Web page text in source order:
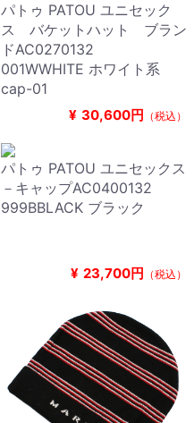
パトゥ PATOU ユニセック
ス バケットハット ブラン
ドAC0270132
001WWHITE ホワイト系
cap-01
¥ 30,600円 （税込）
パトゥ PATOU ユニセックス
－キャップAC0400132
999BBLACK ブラック
¥ 23,700円 （税込）